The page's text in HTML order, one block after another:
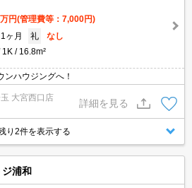
万円(管理費等：7,000円)
1ヶ月 礼
なし
1K 16.8m²
ンハウジングへ！
大宮西口店
詳細を見る
り2件を表示する
浦和